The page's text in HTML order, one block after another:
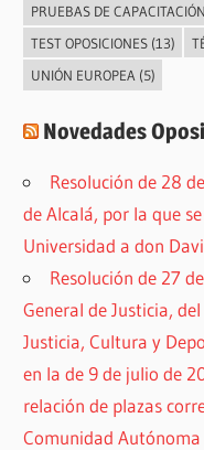
PRUEBAS DE
TEST OPOSICIONES(13)
UNIÓN EUROPEA (5)
Novedades
Resolución de 28
de Alcalá, por la que
Universidad a don
Resolución de 27
General de Justicia,
Justicia, Cultura y
en la de 9 de julio de
relación de plazas
Comunidad Autónoma